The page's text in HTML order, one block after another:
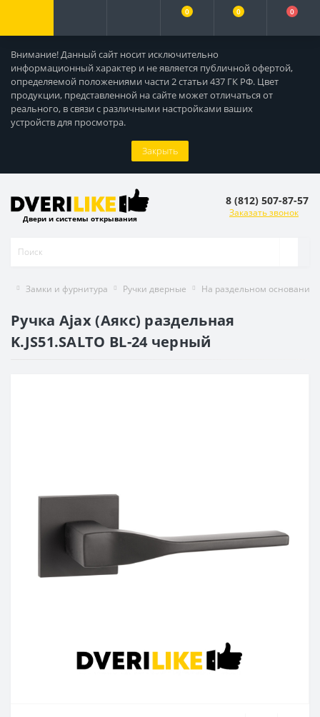
Внимание! Данный сайт носит исключительно
информационный характер и не является публичной офертой,
определяемой положениями части 2 статьи 437 ГК РФ. Цвет
продукции, представленной на сайте может отличаться от
реального, в связи с различными настройками ваших
устройств для просмотра.
Закрыть
0 0 0
Двери и системы открывания
8 (812) 507-87-57
Заказать звонок
Замки и фурнитура Ручки дверные На раздельном основании
Ручка Ajax (Аякс) раздельная
K.JS51.SALTO BL-24 черный